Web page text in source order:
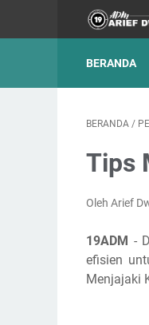
BERANDA
BERANDA /
Tips
Oleh Arief
19ADM -
efisien
Menjajaki